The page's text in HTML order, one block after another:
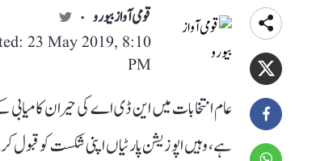
قومی آواز بیورو
23 May 2019, 8:10
PM
عام انتخابات میں این ڈی اے کی حیران
ہے، وہیں اپوزیشن پارٹیاں اپنی شکست کو قبول